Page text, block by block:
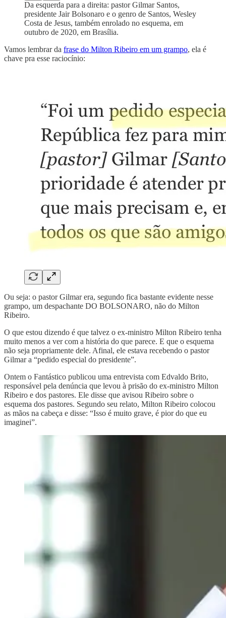
Da esquerda para a direita: pastor Gilmar Santos,
presidente Jair Bolsonaro e o genro de Santos, Wesley
Costa de Jesus, também enrolado no esquema, em
outubro de 2020, em Brasília.
Vamos lembrar da frase do Milton Ribeiro em um grampo, ela é
chave pra esse raciocínio:
Ou seja: o pastor Gilmar era, segundo fica bastante evidente nesse
grampo, um despachante DO BOLSONARO, não do Milton
Ribeiro.
O que estou dizendo é que talvez o ex-ministro Milton Ribeiro tenha
muito menos a ver com a história do que parece. E que o esquema
não seja propriamente dele. Afinal, ele estava recebendo o pastor
Gilmar a “pedido especial do presidente”.
Ontem o Fantástico publicou uma entrevista com Edvaldo Brito,
responsável pela denúncia que levou à prisão do ex-ministro Milton
Ribeiro e dos pastores. Ele disse que avisou Ribeiro sobre o
esquema dos pastores. Segundo seu relato, Milton Ribeiro colocou
as mãos na cabeça e disse: “Isso é muito grave, é pior do que eu
imaginei”.